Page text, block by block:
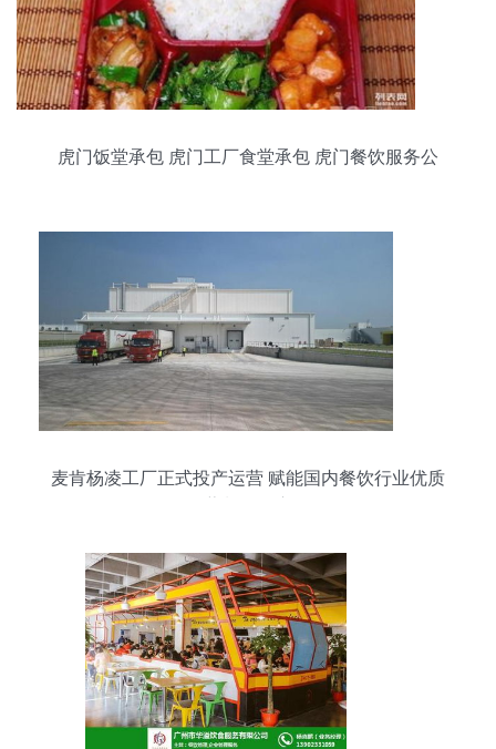
虎门饭堂承包 虎门工厂食堂承包 虎门餐饮服务公
麦肯杨凌工厂正式投产运营 赋能国内餐饮行业优质